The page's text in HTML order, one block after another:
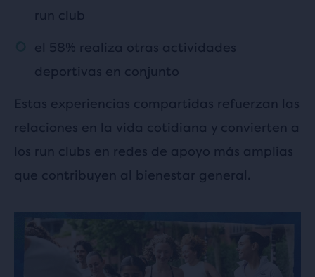
run club
el 58% realiza otras actividades
deportivas en conjunto
Estas experiencias compartidas refuerzan las
relaciones en la vida cotidiana y convierten a
los run clubs en redes de apoyo más amplias
que contribuyen al bienestar general.